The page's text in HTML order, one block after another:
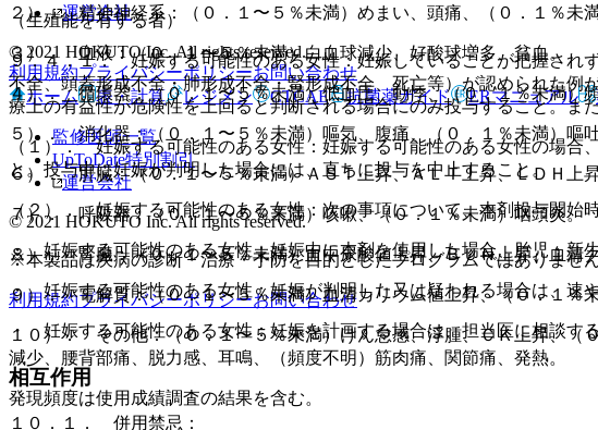
（生殖能を有する者）
９．４．１． 妊娠する可能性のある女性：妊娠していることが把握され
不全、頭蓋形成不全・肺形成不全・腎形成不全、死亡等）が認められた
療上の有益性が危険性を上回ると判断される場合にのみ投与すること。ま
（１）． 妊娠する可能性のある女性：妊娠する可能性のある女性の場合
と。投与中に妊娠が判明した場合には、直ちに投与を中止すること。
（２）． 妊娠する可能性のある女性：次の事項について、本剤投与開始
・ 妊娠する可能性のある女性：妊娠中に本剤を使用した場合、胎児・新
・ 妊娠する可能性のある女性：妊娠が判明した又は疑われる場合は、速
・ 妊娠する可能性のある女性：妊娠を計画する場合は、担当医に相談す
相互作用
１０．１． 併用禁忌：
２）． 精神神経系：（０．１〜５％未満）めまい、頭痛、（０．１％未満
３）． 血液：（０．１〜５％未満）白血球減少、好酸球増多、貧血。
４）． 循環器：（０．１〜５％未満）低血圧、動悸、（０．１％未満）
５）． 消化器：（０．１〜５％未満）嘔気、腹痛、（０．１％未満）嘔
６）． 肝臓：（０．１〜５％未満）ＡＳＴ上昇、ＡＬＴ上昇、ＬＤＨ上
７）． 呼吸器：（０．１〜５％未満）咳嗽、（０．１％未満）咽頭炎。
８）． 腎臓：（０．１〜５％未満）血中尿酸値上昇、ＢＵＮ上昇、血清
９）． 電解質：（０．１〜５％未満）血清カリウム値上昇、（０．１％
１０）． その他：（０．１〜５％未満）けん怠感、浮腫、ＣＫ上昇、（
減少、腰背部痛、脱力感、耳鳴、（頻度不明）筋肉痛、関節痛、発熱。
発現頻度は使用成績調査の結果を含む。
運営会社
© 2021 HOKUTO Inc. All rights reserved.
利用規約プライバシーポリシーお問い合わせ
ホーム
表・計算 レジメン CTCAE 抗菌薬ガイド ERマニュアル
監修医師一覧
UpToDate特別割引
運営会社
© 2021 HOKUTO Inc. All rights reserved.
※本製品は疾病の診断・治療・予防を目的としたプログラムではありませ
利用規約プライバシーポリシーお問い合わせ